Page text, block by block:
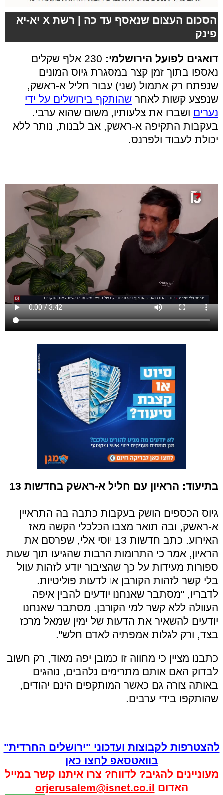
הסכום העצום שנאסף עד כה | רשת X יא-יא
פינק
דואגים לפועל הירושלמי:
230 אלף שקלים
נאספו בתוך זמן קצר במסגרת גיוס המונים
שנפתח רק אתמול (שני) עבור חליל א-ראשק,
שנפצע קשות לאחר שהותקף בירושלים על ידי
נערים ושברו את צלעותיו, משום שהוא ערבי.
בעקבות התקיפה א-ראשק, אב לבנות, נותר ללא
יכולת לעבוד ולפרנס.
בתיעוד: הראיון עם חליל א-ראשק בחדשות 13
גיוס הכספים הושק בעקבות כתבה בה התראיין
א-ראשק, ובה תואר מצבו הכלכלי הקשה מאז
האירוע. כתב חדשות 13 יוסי אלי, שפרסם את
הראיון, אמר כי התרומות הרבות שהגיעו תוך שעות
ספורות מעידות על כך שהציבור יודע לזהות עוול
בלי קשר לזהות הקורבן או לדעות פוליטיות.
לדבריו, "מסתבר שאנחנו יודעים להבין איפה
העוולה ללא קשר למי הקורבן. מסתבר שאנחנו
יודעים להשאיר את הדעות של ימין שמאל מרכז
בצד, ורק לגלות אמפתיה לאדם חלש".
כתבנו מציין כי מחווה זו כמובן יפה מאוד, רק חשוב
לבדוק האם אותם מתרימים נלהבים, נוהגים
באותה צורה גם כאשר המותקפים הינם יהודים,
שהותקפו בידי ערבים.
להצטרפות לקבוצות ועדכוני "ירושלים החרדית"
בוואטסאפ לחצו כאן
מעוניינים להגיב? לדווח? צרו איתנו קשר במייל
האדום orjerusalem@isnet.co.il